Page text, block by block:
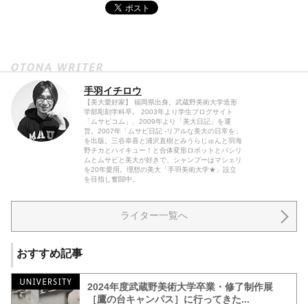
手羽イチロウ
【美大愛好家】 福岡県出身。武蔵野美術大学造形
学部彫刻学科卒。 2003年より学生ブログサイト
「ムサビコム」、2009年より「美大日記」を運
営。2007年「ムサビ日記 -リアルな美大の日常を」
を出版。三谷幸喜と浦沢直樹とみうらじゅんと羽海
野チカとハイキュー！と合体変形ロボットとパシリ
ムとムサビと美大が好きで、シャンプーはマシェリ
を20年愛用。理想の美大「手羽美術大学★」設立
を目指し奮闘中。
ライター一覧へ
おすすめ記事
2024年度武蔵野美術大学卒業・修了制作展
［鷹の台キャンパス］に行ってきた...